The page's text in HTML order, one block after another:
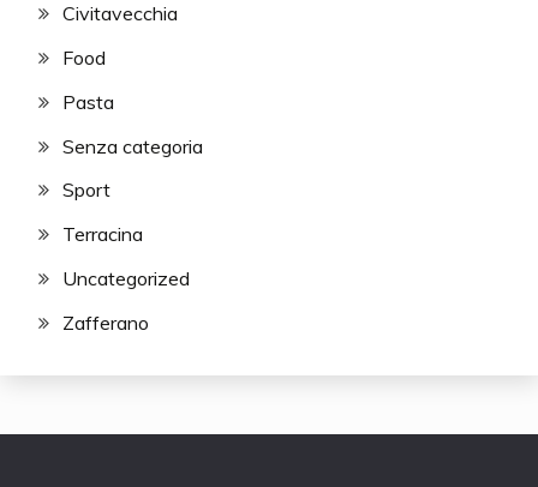
Civitavecchia
Food
Pasta
Senza categoria
Sport
Terracina
Uncategorized
Zafferano